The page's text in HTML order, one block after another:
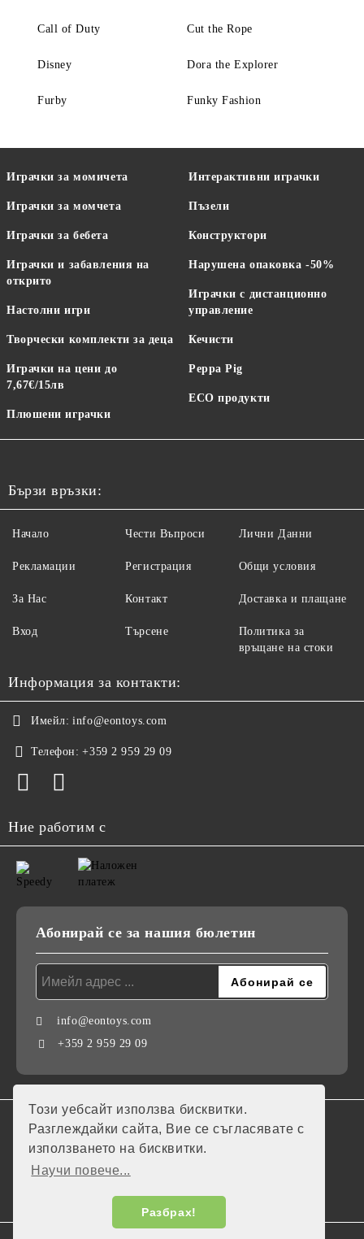
Този уебсайт използва бисквитки.
Разглеждайки сайта, Вие се съгласявате с
използването на бисквитки.
Научи повече...
Разбрах!
Call of Duty Cut the Rope
Disney Dora the Explorer
Furby Funky Fashion
Играчки за момичета
Играчки за момчета
Играчки за бебета
Играчки и забавления на
открито
Настолни игри
Творчески комплекти за деца
Играчки на цени до
7,67€/15лв
Плюшени играчки
Интерактивни играчки
Пъзели
Конструктори
Нарушена опаковка -50%
Играчки с дистанционно
управление
Кечисти
Peppa Pig
ECO продукти
Бързи връзки:
Начало
Рекламации
За Нас
Вход
Чести Въпроси
Регистрация
Контакт
Търсене
Лични Данни
Общи условия
Доставка и плащане
Политика за
връщане на стоки
Информация за контакти:
Имейл: info@eontoys.com
Телефон: +359 2 959 29 09
Ние работим с
Абонирай се за нашия бюлетин
info@eontoys.com
+359 2 959 29 09
GDPR
Нашият онлайн магазин е 100% съобразен с GDPR.